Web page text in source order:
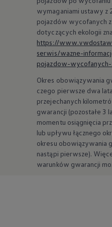
dotyczących ekologii
https://
serwis/wazne-
pojazdow-
Okres obowiązywania
czego pierwsze dwa
gwarancji (pozostałe 3
momentu osiągnięcia
lub upływu łącznego
okresu obowiązywania
nastąpi pierwsze).
warunków gwarancji